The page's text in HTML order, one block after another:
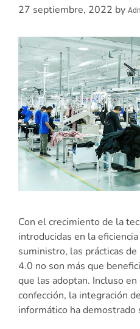
27 septiembre, 2022 by
Con el crecimiento de la
introducidas en la
suministro, las prácticas
4.0 no son más que
que las adoptan. Incluso
confección, la integración
informático ha demostrado